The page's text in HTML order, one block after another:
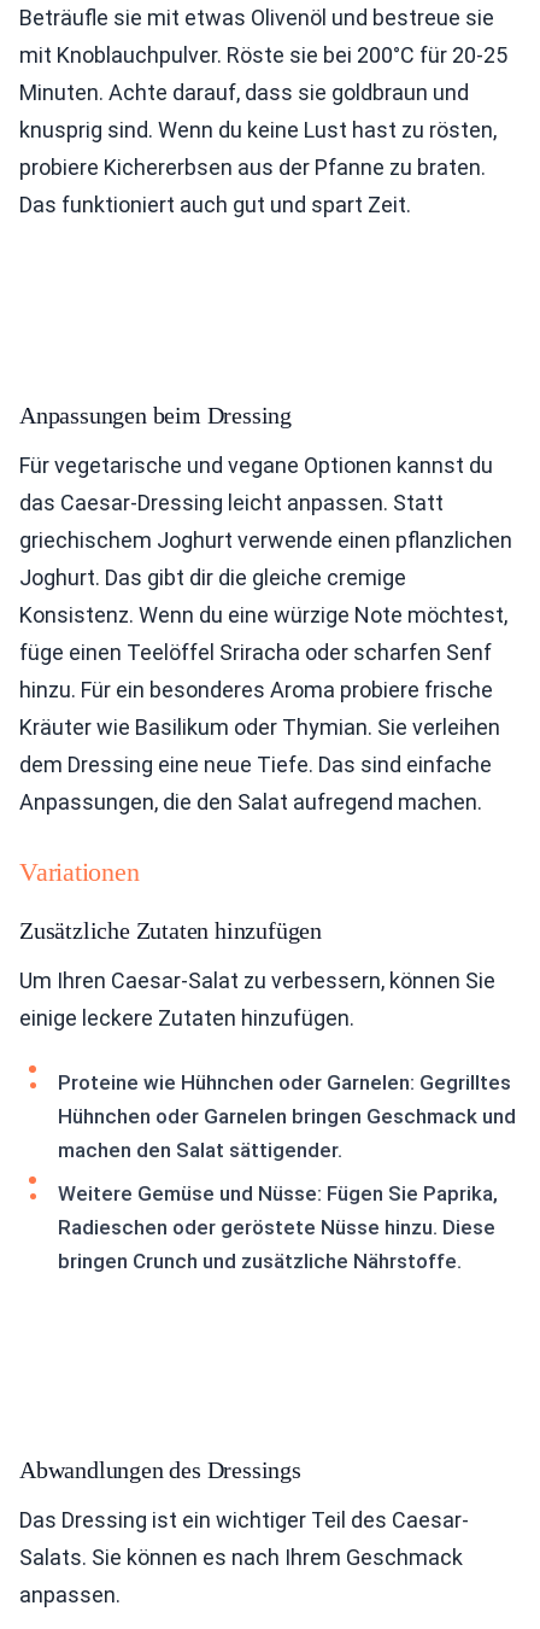
Beträufle sie mit etwas Olivenöl und bestreue sie
mit Knoblauchpulver. Röste sie bei 200°C für 20-25
Minuten. Achte darauf, dass sie goldbraun und
knusprig sind. Wenn du keine Lust hast zu rösten,
probiere Kichererbsen aus der Pfanne zu braten.
Das funktioniert auch gut und spart Zeit.
Anpassungen beim Dressing
Für vegetarische und vegane Optionen kannst du
das Caesar-Dressing leicht anpassen. Statt
griechischem Joghurt verwende einen pflanzlichen
Joghurt. Das gibt dir die gleiche cremige
Konsistenz. Wenn du eine würzige Note möchtest,
füge einen Teelöffel Sriracha oder scharfen Senf
hinzu. Für ein besonderes Aroma probiere frische
Kräuter wie Basilikum oder Thymian. Sie verleihen
dem Dressing eine neue Tiefe. Das sind einfache
Anpassungen, die den Salat aufregend machen.
Variationen
Zusätzliche Zutaten hinzufügen
Um Ihren Caesar-Salat zu verbessern, können Sie
einige leckere Zutaten hinzufügen.
Proteine wie Hühnchen oder Garnelen: Gegrilltes
Hühnchen oder Garnelen bringen Geschmack und
machen den Salat sättigender.
Weitere Gemüse und Nüsse: Fügen Sie Paprika,
Radieschen oder geröstete Nüsse hinzu. Diese
bringen Crunch und zusätzliche Nährstoffe.
Abwandlungen des Dressings
Das Dressing ist ein wichtiger Teil des Caesar-
Salats. Sie können es nach Ihrem Geschmack
anpassen.